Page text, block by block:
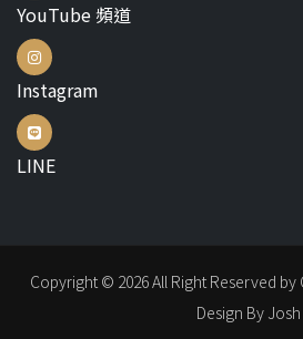
YouTube 頻道
Instagram
LINE
Copyright © 2026 All Right Reserved by
Design By Josh